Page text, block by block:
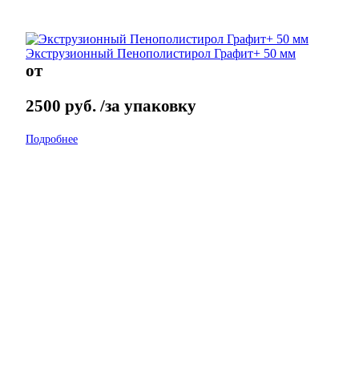
Экструзионный Пенополистирол Графит+ 50 мм
от
2500 руб. /за упаковку
Подробнее